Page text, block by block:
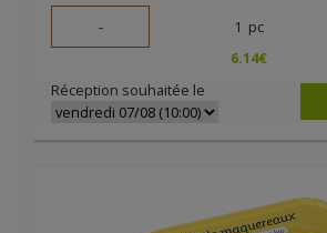
- 1 pc
6.14€
Réception souhaitée le